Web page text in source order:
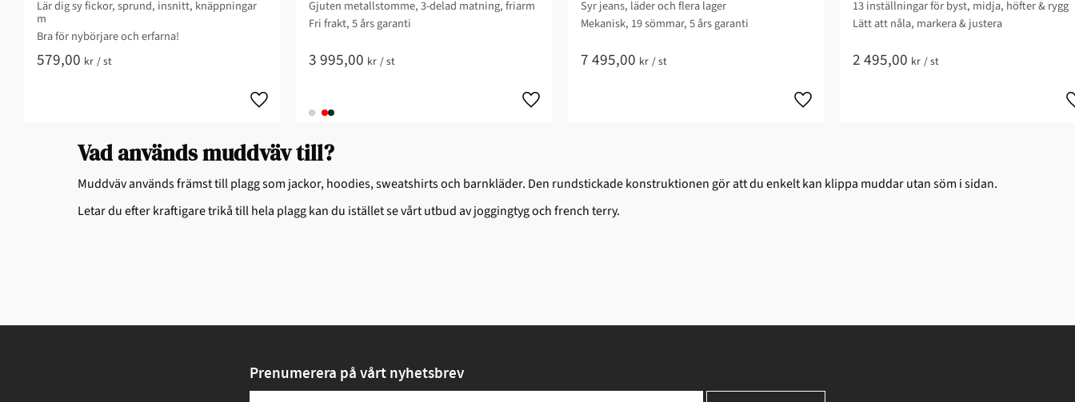
Lär dig sy fickor, sprund, insnitt, knäppningar
m
Bra för nybörjare och erfarna!
579,00 kr /st
Gjuten metallstomme, 3-delad matning, friarm
Fri frakt, 5 års garanti
3 995,00 kr /st
Syr jeans, läder och flera lager
Mekanisk, 19 sömmar, 5 års garanti
7 495,00 kr /st
13 inställningar för byst, midja, höfter & rygg
Lätt att nåla, markera & justera
2 495,00 kr /st
Vad används muddväv till?
Muddväv används främst till plagg som jackor, hoodies, sweatshirts och barnkläder. Den rundstickade konstruktionen gör att du enkelt kan klippa muddar utan söm i sidan.
Letar du efter kraftigare trikå till hela plagg kan du istället se vårt utbud av joggingtyg och french terry.
Prenumerera på vårt nyhetsbrev